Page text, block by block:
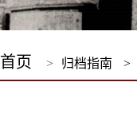
首页 > 归档指南 >